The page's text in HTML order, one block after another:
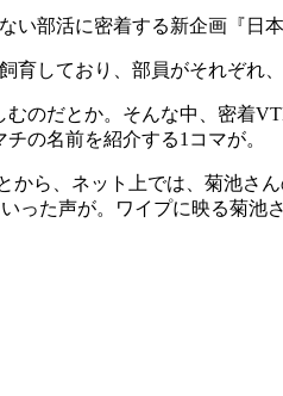
部活に密着する新企画『日
育しており、部員がそれぞれ
のだとか。そんな中、密着
の名前を紹介する1コマが。
から、ネット上では、菊池
た声が。ワイプに映る菊池